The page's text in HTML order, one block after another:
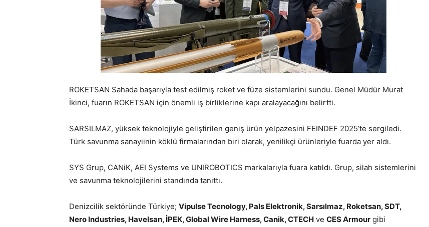
ROKETSAN Sahada başarıyla test edilmiş roket ve füze sistemlerini sundu. Genel Müdür Murat
İkinci, fuarın ROKETSAN için önemli iş birliklerine kapı aralayacağını belirtti.
SARSILMAZ, yüksek teknolojiyle geliştirilen geniş ürün yelpazesini FEINDEF 2025’te sergiledi.
Türk savunma sanayiinin köklü firmalarından biri olarak, yenilikçi ürünleriyle fuarda yer aldı.
SYS Grup, CANiK, AEI Systems ve UNIROBOTICS markalarıyla fuara katıldı. Grup, silah sistemlerini
ve savunma teknolojilerini standında tanıttı.
Denizcilik sektöründe Türkiye; Vipulse Tecnology, Pals Elektronik, Sarsılmaz, Roketsan, SDT,
Nero Industries, Havelsan, İPEK, Global Wire Harness, Canik, CTECH ve CES Armour gibi